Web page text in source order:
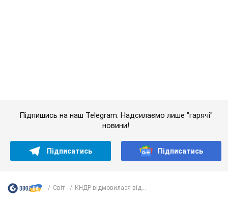
розповідають у школі
Державним символом є тільки перший куплет та приспів пісні
6 годин тому
відомо про трьох дітей секс-